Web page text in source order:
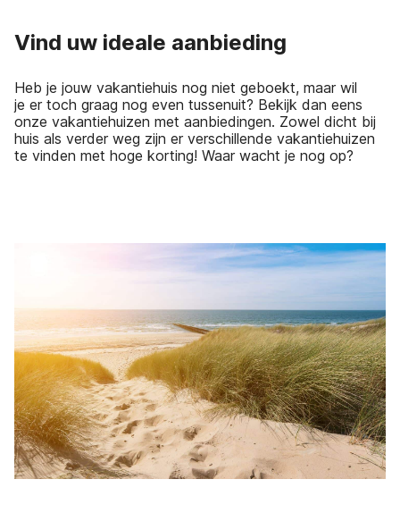
Vind uw ideale aanbieding
Heb je jouw vakantiehuis nog niet geboekt, maar wil
je er toch graag nog even tussenuit? Bekijk dan eens
onze vakantiehuizen met aanbiedingen. Zowel dicht bij
huis als verder weg zijn er verschillende vakantiehuizen
te vinden met hoge korting! Waar wacht je nog op?